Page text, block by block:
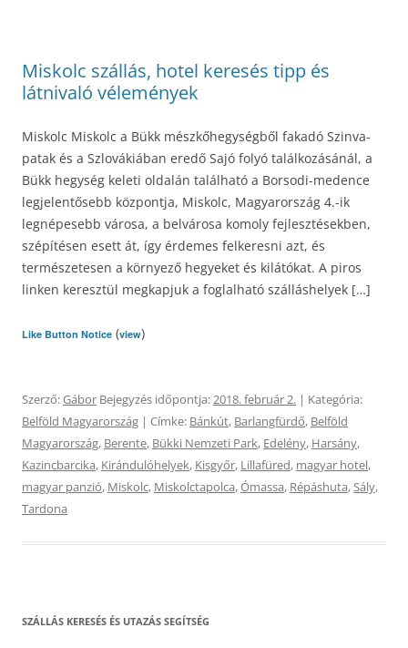
Miskolc szállás, hotel keresés tipp és
látnivaló vélemények
Miskolc Miskolc a Bükk mészkőhegységből fakadó Szinva-
patak és a Szlovákiában eredő Sajó folyó találkozásánál, a
Bükk hegység keleti oldalán található a Borsodi-medence
legjelentősebb központja, Miskolc, Magyarország 4.-ik
legnépesebb városa, a belvárosa komoly fejlesztésekben,
szépítésen esett át, így érdemes felkeresni azt, és
természetesen a környező hegyeket és kilátókat. A piros
linken keresztül megkapjuk a foglalható szálláshelyek […]
Like Button Notice (view)
Szerző:Gábor Bejegyzés időpontja:2018. február 2. | Kategória:
Belföld Magyarország | Címke: Bánkút, Barlangfürdő, Belföld
Magyarország, Berente, Bükki Nemzeti Park, Edelény, Harsány,
Kazincbarcika, Kirándulóhelyek, Kisgyőr, Lillafüred, magyar hotel,
magyar panzió, Miskolc, Miskolctapolca,Ómassa, Répáshuta,Sály,
Tardona
SZÁLLÁS KERESÉS ÉS UTAZÁS SEGÍTSÉG